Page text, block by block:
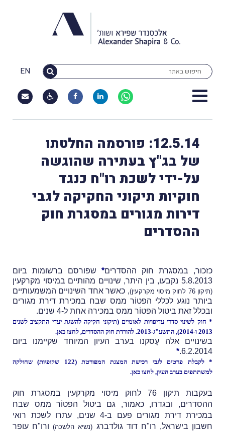
EN
12.5.14: פורסמה החלטתו
של בג"ץ בעתירה שהוגשה
על-ידי לשכת רו"ח כנגד
חוקיות תיקוני החקיקה לגבי
דירות מגורים במסגרת חוק
ההסדרים
כזכור, במסגרת חוק ההסדרים* שפורסם ברשומות ביום
5.8.2013 נקבעו, בין היתר, שינויים מהותיים במיסוי מקרקעין
(תיקון 76 לחוק מיסוי מקרקעין)
, כאשר אחד השינויים המשמעותיים
ביותר נוגע לכללי הפטוֹר ממס שבח במכירת דירת מגורים
ובכלל זאת ביטול הפטוֹר ממס במכירה אחת ל-4 שנים.
* חוק לשינוי סדרי עדיפויות לאומיים (תיקוני חקיקה להשגת יעדי התקציב לשנים
2013 ו-2014), התשע"ג-2013.
להורדת חוק ההסדרים, לחצו כאן.
בשינויים אלה עָסקנו בערב העיון המיוחד שקיימנו ביום
6.2.2014.
*
* לקבלת פרטים לגבי רכישת המצגת המפורטת (122 שקופיות) שחולקה
למשתתפים בערב העיון, לחצו כאן.
בעקבות תיקון 76 לחוק מיסוי מקרקעין במסגרת חוק
ההסדרים, ובגדרו, כאמור, גם ביטול הפטוֹר ממס שבח
במכירת דירת מגורים פעם ב-4 שנים, עתרו לשכת רואי
חשבון בישראל, רו"ח דוד גולדברג (נשיא הלשכה)ורו"ח עופר